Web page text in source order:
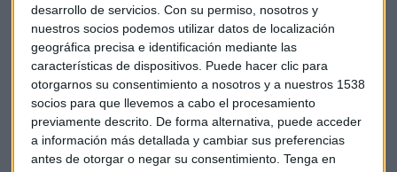
desarrollo de servicios. Con su permiso, nosotros y
nuestros socios podemos utilizar datos de localización
geográfica precisa e identificación mediante las
características de dispositivos. Puede hacer clic para
otorgarnos su consentimiento a nosotros y a nuestros 1538
socios para que llevemos a cabo el procesamiento
previamente descrito. De forma alternativa, puede acceder
a información más detallada y cambiar sus preferencias
antes de otorgar o negar su consentimiento. Tenga en
"Aliviar la carga administrativa de los
agricultores y simplificar los requisitos
y controles es el objetivo ahora de
Europa"
Una de las peticiones más sonadas de los agricultores pasa
por la paralización de los acuerdos con Mercosur, Nueva